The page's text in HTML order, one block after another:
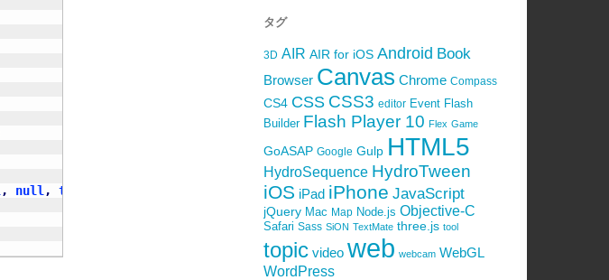
, null , true
タグ
3D AIR AIR for iOS Android Book
Browser Canvas Chrome Compass
CS4 CSS CSS3 editor Event Flash
Builder Flash Player 10 Flex Game
GoASAP Google Gulp HTML5
HydroSequence HydroTween
iOS iPad iPhone JavaScript
jQuery Mac Map Node.js Objective-C
Safari Sass SiON TextMate three.js tool
topic video web webcam WebGL
WordPress